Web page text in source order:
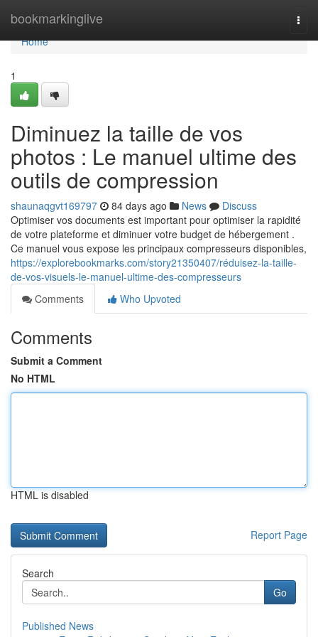
bookmarkinglive
Home
Home
1
Diminuez la taille de vos
photos : Le manuel ultime des
outils de compression
shaunaqgvt169797 84 days ago News
Discuss
Optimiser vos documents est important pour optimiser la rapidité
de votre plateforme et diminuer votre budget de hébergement .
Ce manuel vous expose les principaux compresseurs disponibles,
https://explorebookmarks.com/story21350407/réduisez-la-taille-
de-vos-visuels-le-manuel-ultime-des-compresseurs
Comments
Who Upvoted
Comments
Submit a Comment
No HTML
HTML is disabled
Report Page
Search
Go
Published News